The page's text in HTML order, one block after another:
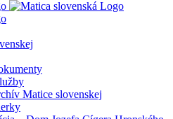
Matice slovenskej